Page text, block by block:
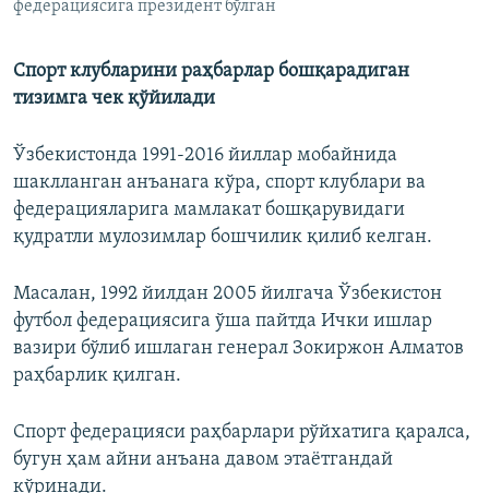
федерациясига президент бўлган
Спорт клубларини раҳбарлар бошқарадиган
тизимга чек қўйилади
Ўзбекистонда 1991-2016 йиллар мобайнида
шаклланган анъанага кўра, спорт клублари ва
федерацияларига мамлакат бошқарувидаги
қудратли мулозимлар бошчилик қилиб келган.
Масалан, 1992 йилдан 2005 йилгача Ўзбекистон
футбол федерациясига ўша пайтда Ички ишлар
вазири бўлиб ишлаган генерал Зокиржон Алматов
раҳбарлик қилган.
Спорт федерацияси раҳбарлари рўйхатига қаралса,
бугун ҳам айни анъана давом этаëтгандай
кўринади.